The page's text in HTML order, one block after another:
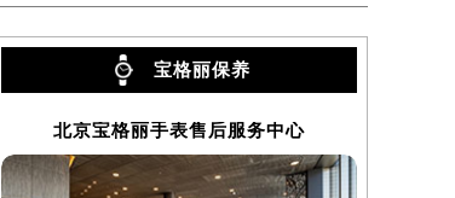
宝格丽保养
北京宝格丽手表售后服务中心